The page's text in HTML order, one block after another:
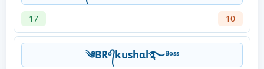
17 10
༄BRᵒ᭄kushɑl࿐ᴮᵒˢˢ